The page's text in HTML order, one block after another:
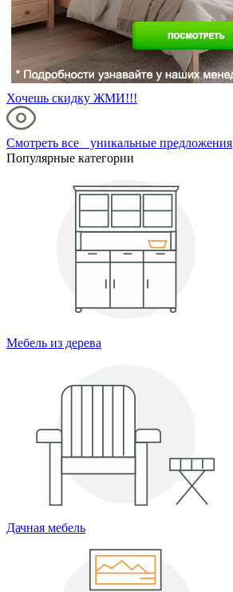
Хочешь скидку ЖМИ!!!
Смотреть все уникальные предложения
Популярные категории
Мебель из дерева
Дачная мебель